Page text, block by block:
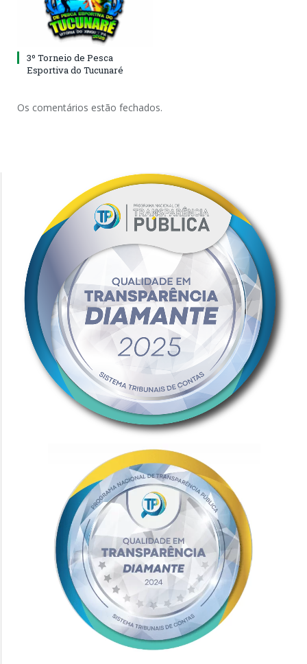
3º Torneio de Pesca
Esportiva do Tucunaré
Os comentários estão fechados.